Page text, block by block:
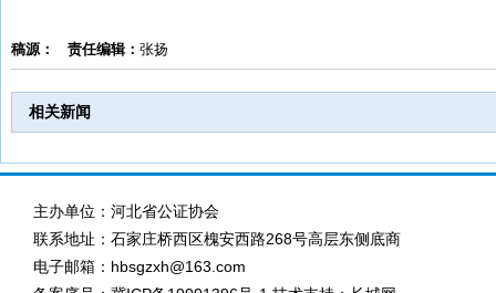
稿源： 责任编辑： 张扬
相关新闻
主办单位：河北省公证协会
联系地址：石家庄桥西区槐安西路268号高层东侧底商
电子邮箱：hbsgzxh@163.com